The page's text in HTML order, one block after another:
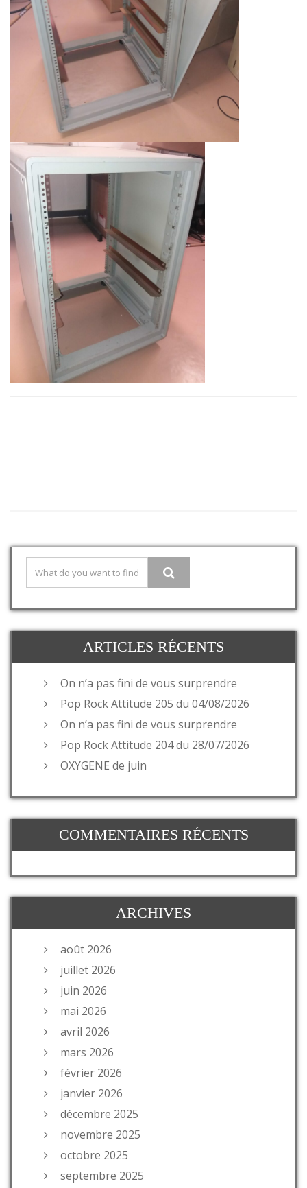
ARTICLES RÉCENTS
On n’a pas fini de vous surprendre
Pop Rock Attitude 205 du 04/08/2026
On n’a pas fini de vous surprendre
Pop Rock Attitude 204 du 28/07/2026
OXYGENE de juin
COMMENTAIRES RÉCENTS
ARCHIVES
août 2026
juillet 2026
juin 2026
mai 2026
avril 2026
mars 2026
février 2026
janvier 2026
décembre 2025
novembre 2025
octobre 2025
septembre 2025